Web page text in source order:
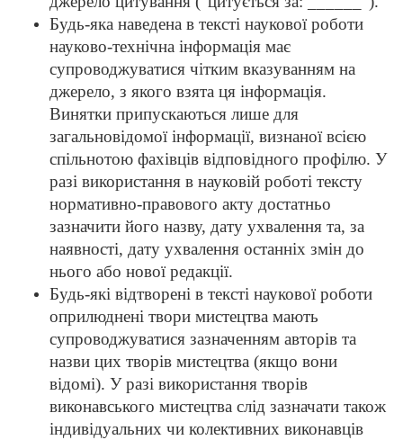
Будь-яка наведена в тексті наукової роботи
науково-технічна інформація має
супроводжуватися чітким вказуванням на
джерело, з якого взята ця інформація.
Винятки припускаються лише для
загальновідомої інформації, визнаної всією
спільнотою фахівців відповідного профілю. У
разі використання в науковій роботі тексту
нормативно-правового акту достатньо
зазначити його назву, дату ухвалення та, за
наявності, дату ухвалення останніх змін до
нього або нової редакції.
Будь-які відтворені в тексті наукової роботи
оприлюднені твори мистецтва мають
супроводжуватися зазначенням авторів та
назви цих творів мистецтва (якщо вони
відомі). У разі використання творів
виконавського мистецтва слід зазначати також
індивідуальних чи колективних виконавців